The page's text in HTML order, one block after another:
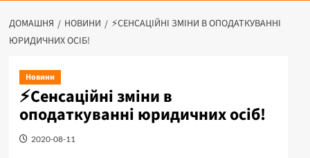
ДОМАШНЯ НОВИНИ
⚡️СЕНСАЦІЙНІ ЗМІНИ В ОПОДАТКУВАННІ
ЮРИДИЧНИХ ОСІБ!
Новини
⚡️Сенсаційні зміни в
оподаткуванні юридичних осіб!
2020-08-11